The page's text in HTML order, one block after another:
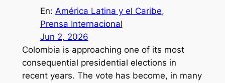
En: América Latina y el Caribe
Prensa Internacional
Jun 2, 2026
Colombia is approaching one of its most
consequential presidential elections in
recent years. The vote has become, in many